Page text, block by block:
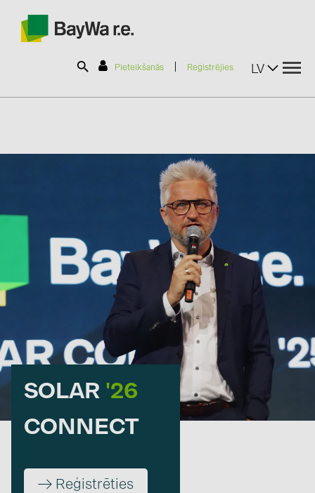
Pieteikšanās Reģistrējies LV
kontakti
KATEGORIJAS
Invertori (105)
Enerģijas uzglabāšana (71)
SOLAR '26
CONNECT
→ Reģistrēties